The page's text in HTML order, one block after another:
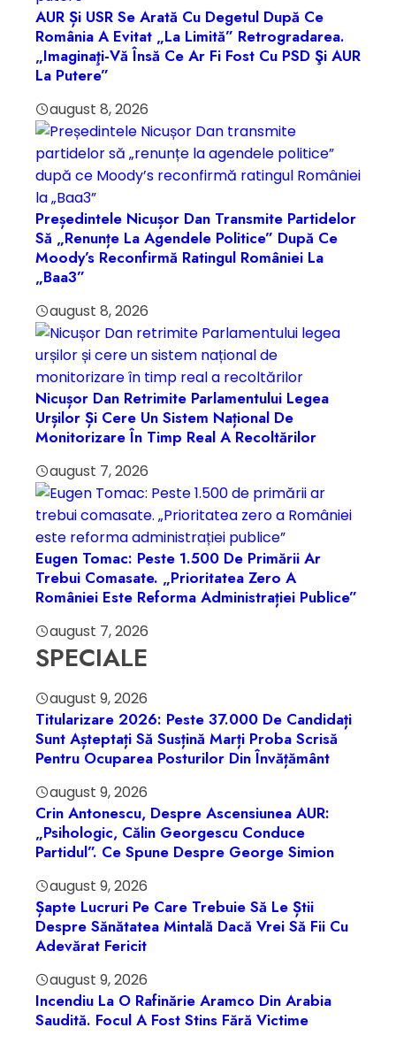
AUR Și USR Se Arată Cu Degetul După Ce
România A Evitat „la Limită” Retrogradarea.
„Imaginaţi-Vă Însă Ce Ar Fi Fost Cu PSD Şi AUR
La Putere”
august 8, 2026
Președintele Nicușor Dan Transmite Partidelor
Să „renunțe La Agendele Politice” După Ce
Moody’s Reconfirmă Ratingul României La
„Baa3”
august 8, 2026
Nicușor Dan Retrimite Parlamentului Legea
Urșilor Și Cere Un Sistem Național De
Monitorizare În Timp Real A Recoltărilor
august 7, 2026
Eugen Tomac: Peste 1.500 De Primării Ar
Trebui Comasate. „Prioritatea Zero A
României Este Reforma Administrației Publice”
august 7, 2026
SPECIALE
august 9, 2026
Titularizare 2026: Peste 37.000 De Candidați
Sunt Așteptați Să Susțină Marți Proba Scrisă
Pentru Ocuparea Posturilor Din Învățământ
august 9, 2026
Crin Antonescu, Despre Ascensiunea AUR:
„Psihologic, Călin Georgescu Conduce
Partidul”. Ce Spune Despre George Simion
august 9, 2026
Șapte Lucruri Pe Care Trebuie Să Le Știi
Despre Sănătatea Mintală Dacă Vrei Să Fii Cu
Adevărat Fericit
august 9, 2026
Incendiu La O Rafinărie Aramco Din Arabia
Saudită. Focul A Fost Stins Fără Victime